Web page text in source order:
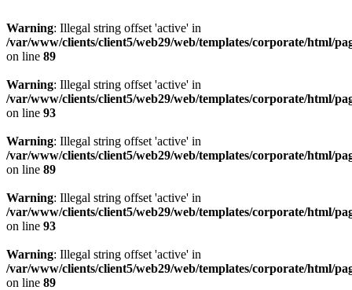
Warning: Illegal string offset 'active' in
/var/www/clients/client5/web29/web/templates/corporate/html/
on line 89
Warning: Illegal string offset 'active' in
/var/www/clients/client5/web29/web/templates/corporate/html/
on line 93
Warning: Illegal string offset 'active' in
/var/www/clients/client5/web29/web/templates/corporate/html/
on line 89
Warning: Illegal string offset 'active' in
/var/www/clients/client5/web29/web/templates/corporate/html/
on line 93
Warning: Illegal string offset 'active' in
/var/www/clients/client5/web29/web/templates/corporate/html/
on line 89